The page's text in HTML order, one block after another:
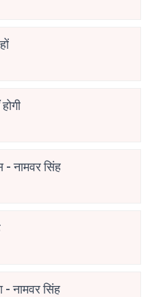
- नामवर सिंह
- नामवर सिंह